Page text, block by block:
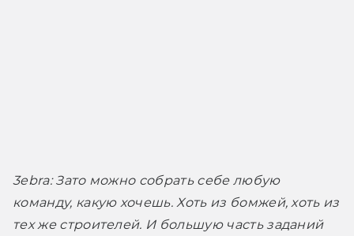
3ebra: Зато можно собрать себе любую
команду, какую хочешь. Хоть из бомжей, хоть из
тех же строителей. И большую часть заданий